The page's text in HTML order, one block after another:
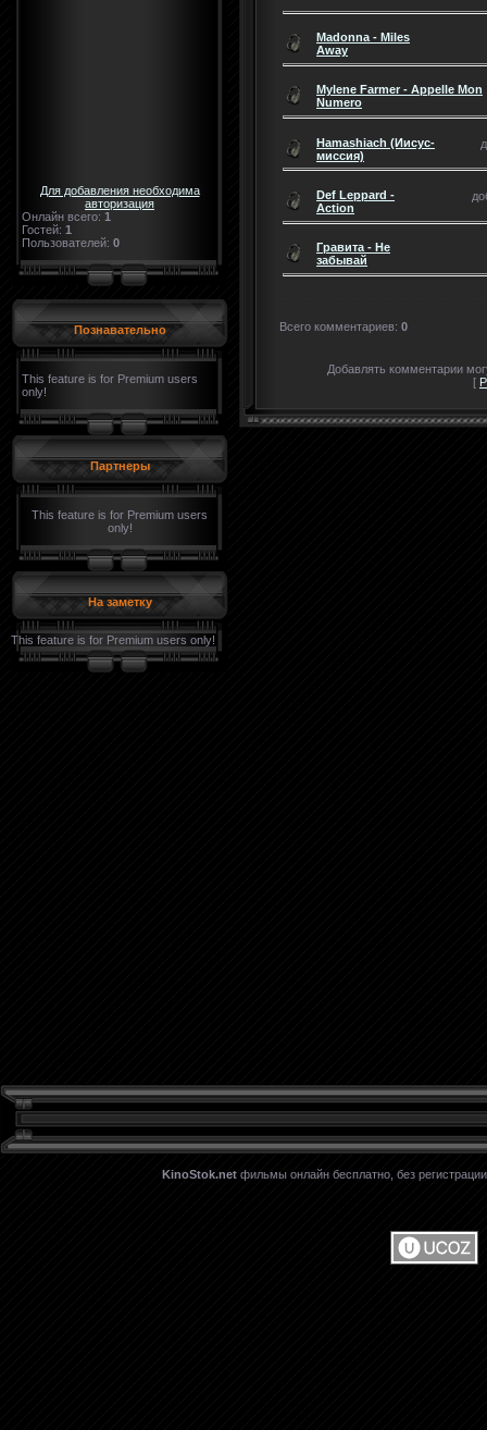
Для добавления необходима
авторизация
Онлайн всего: 1
Гостей: 1
Пользователей: 0
Познавательно
This feature is for Premium users
only!
Партнеры
This feature is for Premium users
only!
На заметку
This feature is for Premium users only!
Madonna - Miles
Away
Mylene Farmer - Appelle Mon
Numero
Hamashiach (Иисус-
миссия)
Def Leppard -
Action
Гравита - Не
забывай
Всего комментариев: 0
Добавлять комментарии
[
KinoStok.net фильмы онлайн бесплатно, без